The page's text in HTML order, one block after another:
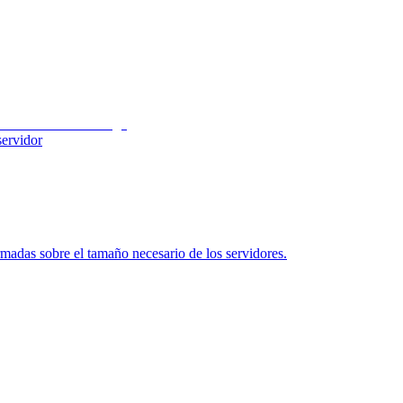
sobre el tamaño necesario de los servidores.